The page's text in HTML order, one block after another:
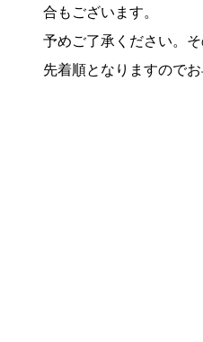
合もございます。
予めご了承ください。
先着順となりますので